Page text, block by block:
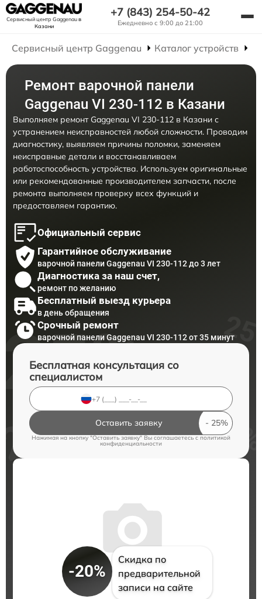
Сервисный центр Gaggenauв
Казани
+7 (843) 254-50-42
Ежедневно с 9:00 до 21:00
Сервисный центр Gaggenau Каталог устройств
Ремонт варочной панели
Gaggenau VI 230-112 в Казани
Выполняем ремонт Gaggenau VI 230-112 в Казани с
устранением неисправностей любой сложности. Проводим
диагностику, выявляем причины поломки, заменяем
неисправные детали и восстанавливаем
работоспособность устройства. Используем оригинальные
или рекомендованные производителем запчасти, после
ремонта выполняем проверку всех функций и
предоставляем гарантию.
Официальный сервис
Гарантийное обслуживание
варочной панели Gaggenau VI 230-112 до 3 лет
Диагностика за наш счет,
ремонт по желанию
Бесплатный выезд курьера
в день обращения
Срочный ремонт
варочной панели Gaggenau VI 230-112 от 35 минут
Бесплатная консультация со
специалистом
Оставить заявку
Нажимая на кнопку "Оставить заявку" Вы соглашаетесь c политикой
конфиденциальности
-20%
Скидка по
предварительной
записи на сайте